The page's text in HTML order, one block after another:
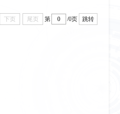
下页 尾页 第 /0页 跳转